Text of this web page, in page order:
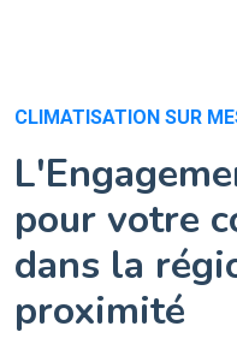
CLIMATISATION SUR
pour votre
dans la
proximité